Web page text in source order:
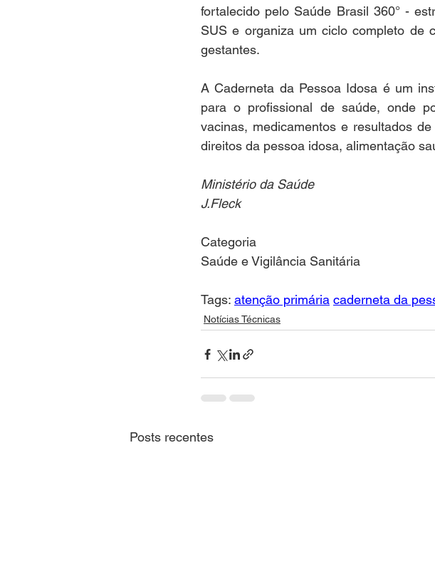
fortalecido pelo Saúde Brasil 360° -
SUS e organiza um ciclo completo de
gestantes.
A Caderneta da Pessoa Idosa é um
para o profissional de saúde, onde
vacinas, medicamentos e resultados
direitos da pessoa idosa, alimentação
Ministério da Saúde
J.Fleck
Categoria
Saúde e Vigilância Sanitária
Tags: atenção primária caderneta da
Notícias Técnicas
Posts recentes